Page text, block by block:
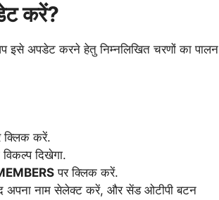
करें?
अपडेट करने हेतु निम्नलिखित चरणों का पालन
क्लिक करें.
दिखेगा.
पर क्लिक करें.
अपना नाम सेलेक्ट करें, और सेंड ओटीपी बटन